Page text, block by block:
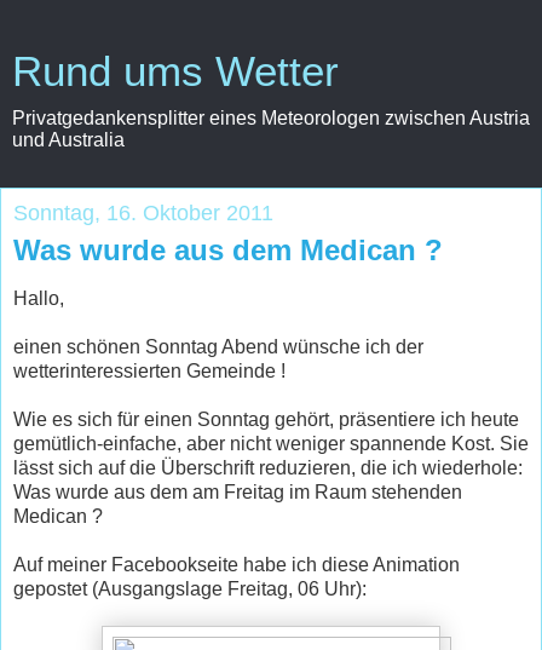
Rund ums Wetter
Privatgedankensplitter eines Meteorologen zwischen Austria
und Australia
Sonntag, 16. Oktober 2011
Was wurde aus dem Medican ?
Hallo,
einen schönen Sonntag Abend wünsche ich der
wetterinteressierten Gemeinde !
Wie es sich für einen Sonntag gehört, präsentiere ich heute
gemütlich-einfache, aber nicht weniger spannende Kost. Sie
lässt sich auf die Überschrift reduzieren, die ich wiederhole:
Was wurde aus dem am Freitag im Raum stehenden
Medican ?
Auf meiner Facebookseite habe ich diese Animation
gepostet (Ausgangslage Freitag, 06 Uhr):